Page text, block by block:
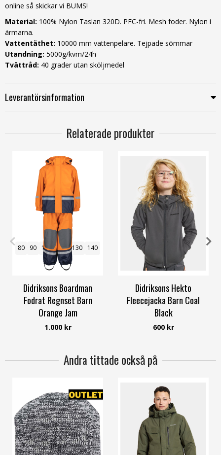
online så skickar vi BUMS!
Material: 100% Nylon Taslan 320D. PFC-fri. Mesh foder. Nylon i
ärmarna.
Vattentäthet: 10000 mm vattenpelare. Tejpade sömmar
Utandning: 5000g/kvm/24h
Tvättråd: 40 grader utan sköljmedel
Leverantörsinformation
Relaterade produkter
80 90 100 110 130 140
Didriksons Boardman
Fodrat Regnset Barn
Orange Jam
Didriksons
1.000 kr
120 160
Didriksons Hekto
Fleecejacka Barn Coal
Black
Didriksons
600 kr
Andra tittade också på